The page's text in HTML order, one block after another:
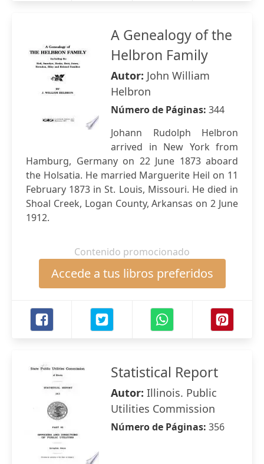
A Genealogy of the
Helbron Family
Autor: John William
Helbron
Número de Páginas: 344
Johann Rudolph Helbron
arrived in New York from
Hamburg, Germany on 22 June 1873 aboard
the Holsatia. He married Marguerite Heil on 11
February 1873 in St. Louis, Missouri. He died in
Shoal Creek, Logan County, Arkansas on 2 June
1912.
Contenido promocionado
Accede a tus libros preferidos
Statistical Report
Autor: Illinois. Public
Utilities Commission
Número de Páginas: 356